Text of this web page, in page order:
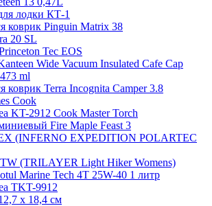
лодки КТ-1
коврик Pinguin Matrix 38
20 SL
Tec EOS
Wide Vacuum Insulated Cafe Cap
ml
Terra Incognita Camper 3.8
Cook
KT-2912 Cook Master Torch
Fire Maple Feast 3
(INFERNO EXPEDITION POLARTEC
(TRILAYER Light Hiker Womens)
Marine Tech 4T 25W-40 1 литр
TKT-9912
х 18,4 см